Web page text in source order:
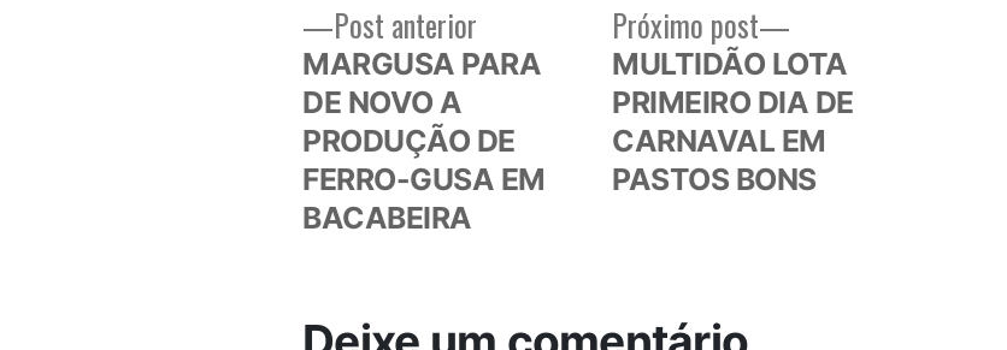
Navegação
Post anterior
anterior:
MARGUSA PARA
DE NOVO A
PRODUÇÃO DE
FERRO-GUSA EM
BACABEIRA
Próximo post
post:
MULTIDÃO LOTA
PRIMEIRO DIA DE
CARNAVAL EM
PASTOS BONS